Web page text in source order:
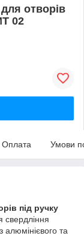
отворів
02
Оплата Умови
під ручку
свердління
алюмінієвого та